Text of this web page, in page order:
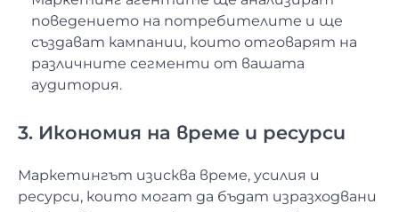
поведението на потребителите и ще
създават кампании, които отговарят на
различните сегменти от вашата
аудитория.
3. Икономия на време и ресурси
Маркетингът изисква време, усилия и
ресурси, които могат да бъдат изразходвани